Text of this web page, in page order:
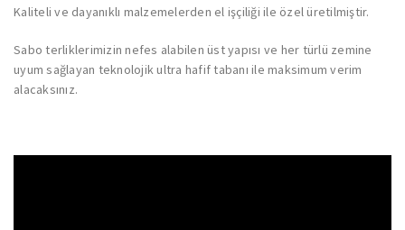
Kaliteli ve dayanıklı malzemelerden el işçiliği ile özel üretilmiştir.
Sabo terliklerimizin nefes alabilen üst yapısı ve her türlü zemine
uyum sağlayan teknolojik ultra hafif tabanı ile maksimum verim
alacaksınız.